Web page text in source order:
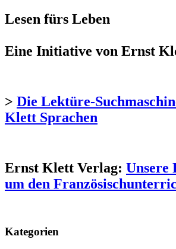
Lesen fürs Leben
Eine Initiative von Ernst
> Die Lektüre-
Klett Sprachen
Ernst Klett Verlag: Unsere
um den
Kategorien